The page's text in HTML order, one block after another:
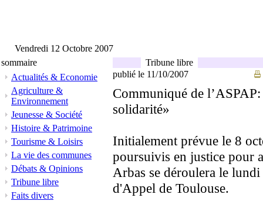
Vendredi 12 Octobre 2007
sommaire
Actualités & Economie
Agriculture &
Environnement
Jeunesse & Société
Histoire & Patrimoine
Tourisme & Loisirs
La vie des communes
Débats & Opinions
Tribune libre
Faits divers
Tribune libre
publié le 11/10/2007
Communiqué de
solidarité»
Initialement prévue le 8
poursuivis en justice pour
Arbas se déroulera le
d'Appel de Toulouse.